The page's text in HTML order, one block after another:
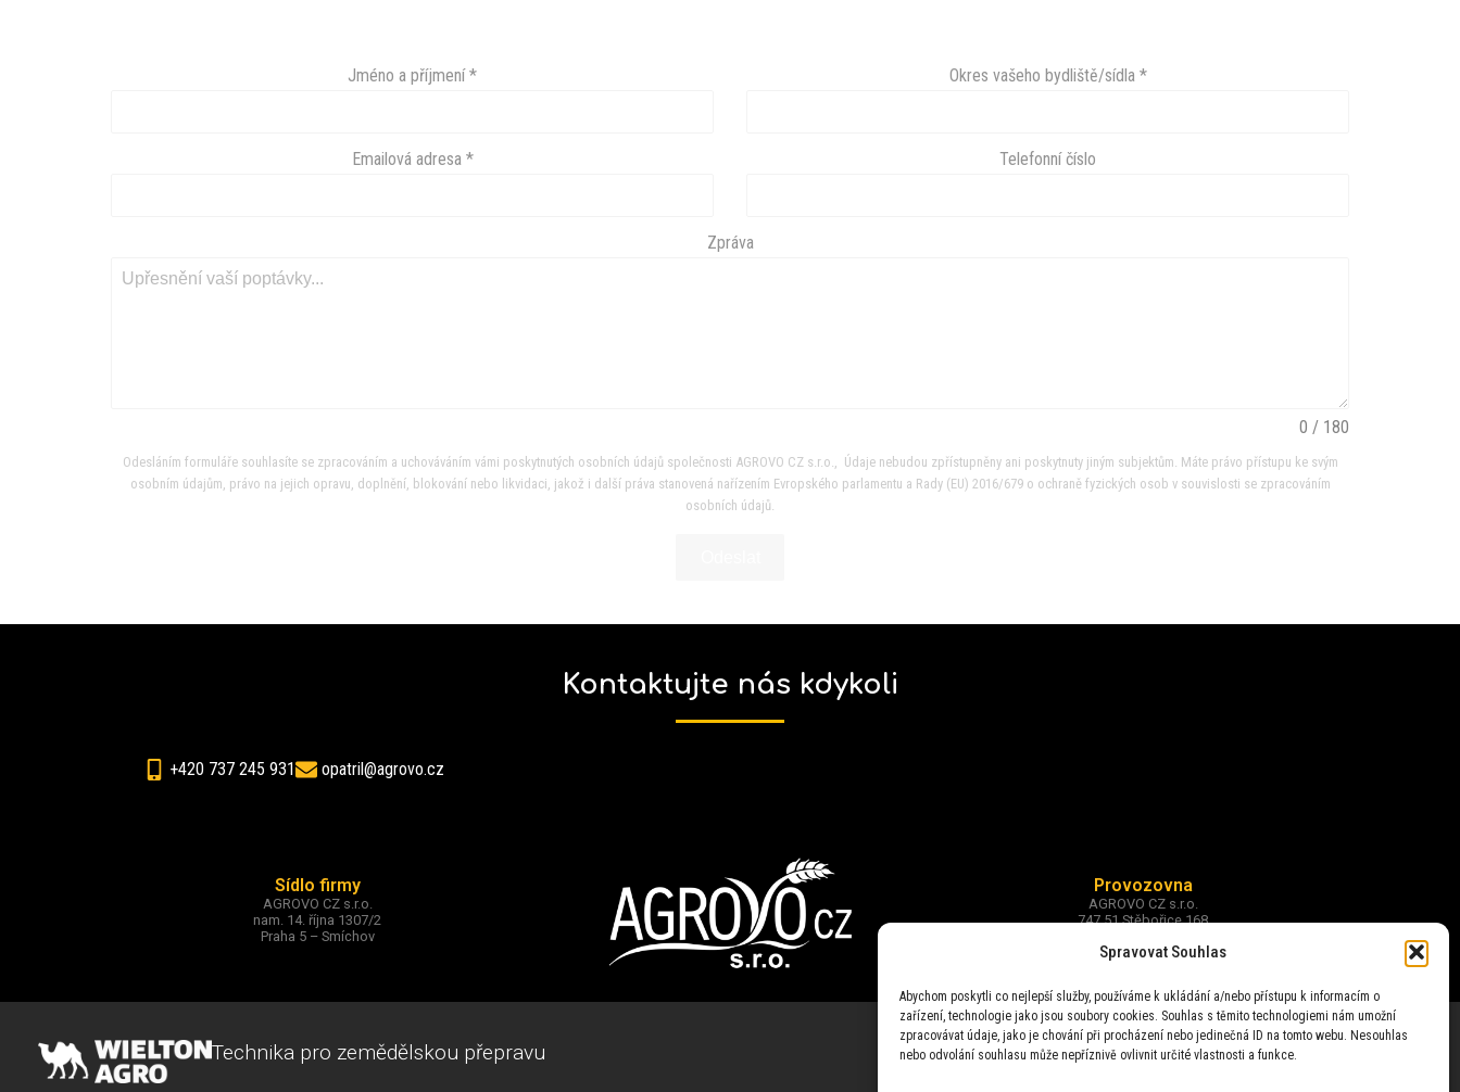
Spravovat Souhlas
Abychom poskytli co nejlepší služby, používáme k ukládání a/nebo přístupu k informacím o
zařízení, technologie jako jsou soubory cookies. Souhlas s těmito technologiemi nám umožní
zpracovávat údaje, jako je chování při procházení nebo jedinečná ID na tomto webu. Nesouhlas
nebo odvolání souhlasu může nepříznivě ovlivnit určité vlastnosti a funkce.
Jméno a příjmení* Okres vašeho bydliště/sídla *
Emailová adresa * Telefonní číslo
Zpráva
0 / 180
Odesláním formuláře souhlasíte se zpracováním a uchováváním vámi poskytnutých osobních údajů společnosti AGROVO CZ s.r.o., Údaje nebudou zpřístupněny ani poskytnuty jiným subjektům. Máte právo přístupu ke svým
osobním údajům, právo na jejich opravu, doplnění, blokování nebo likvidaci, jakož i další práva stanovená nařízením Evropského parlamentu a Rady (EU) 2016/679 o ochraně fyzických osob v souvislosti se zpracováním
osobních údajů.
Kontaktujte nás kdykoli
+420 737 245 931 opatril@agrovo.cz
Sídlo firmy
AGROVO CZ s.r.o.
nam. 14. října 1307/2
Praha 5 – Smíchov
Provozovna
AGROVO CZ s.r.o.
747 51 Stěbořice 168
Technika pro zemědělskou přepravu